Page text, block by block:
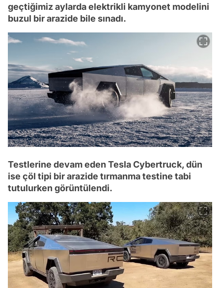
geçtiğimiz aylarda elektrikli kamyonet modelini
buzul bir arazide bile sınadı.
Testlerine devam eden Tesla Cybertruck, dün
ise çöl tipi bir arazide tırmanma testine tabi
tutulurken görüntülendi.